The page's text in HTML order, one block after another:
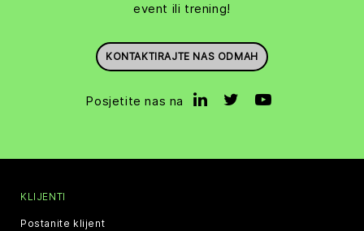
event ili trening!
KONTAKTIRAJTE NAS ODMAH
Posjetite nas na
KLIJENTI
Postanite klijent